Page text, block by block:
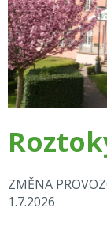
ZMĚNA
1.7.2026